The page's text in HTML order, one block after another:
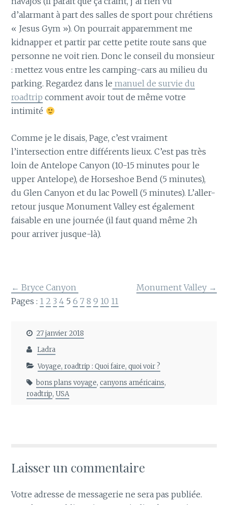
d’alarmant à part des salles de sport pour chrétiens
« Jesus Gym »). On pourrait apparemment me
kidnapper et partir par cette petite route sans que
personne ne voit rien. Donc le conseil du monsieur
: mettez vous entre les camping-cars au milieu du
parking. Regardez dans le manuel de survie du
roadtrip comment avoir tout de même votre
intimité
Comme je le disais, Page, c’est vraiment
l’intersection entre différents lieux. C’est pas très
loin de Antelope Canyon (10-15 minutes pour le
upper Antelope), de Horseshoe Bend (5 minutes),
du Glen Canyon et du lac Powell (5 minutes). L’aller-
retour jusque Monument Valley est également
faisable en une journée (il faut quand même 2h
pour arriver jusque-là).
← Bryce Canyon
Monument Valley →
Pages : 1 2 3 4 5 6 7 8 9 10 11
27 janvier 2018
Ladra
Voyage, roadtrip : Quoi faire, quoi voir ?
bons plans voyage,canyons américains,
roadtrip, USA
Laisser un commentaire
Votre adresse de messagerie ne sera pas publiée.